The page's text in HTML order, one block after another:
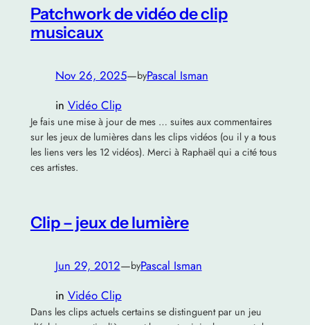
Patchwork de vidéo de clip
musicaux
Nov 26, 2025—byPascal Isman
in Vidéo Clip
Je fais une mise à jour de mes … suites aux commentaires
sur les jeux de lumières dans les clips vidéos (ou il y a tous
les liens vers les 12 vidéos). Merci à Raphaël qui a cité tous
ces artistes.
Clip – jeux de lumière
Jun 29, 2012—byPascal Isman
in Vidéo Clip
Dans les clips actuels certains se distinguent par un jeu